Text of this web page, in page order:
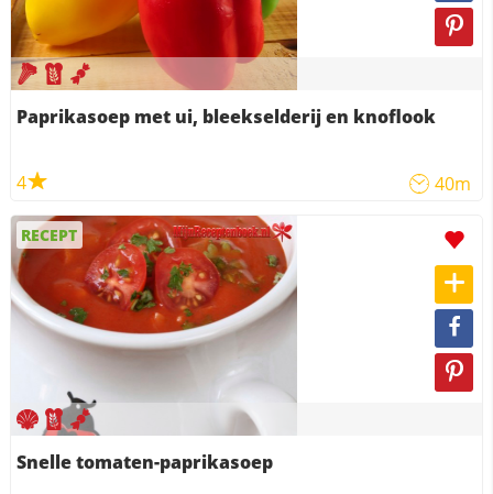
Paprikasoep met ui, bleekselderij en knoflook
4 40m
RECEPT
Snelle tomaten-paprikasoep